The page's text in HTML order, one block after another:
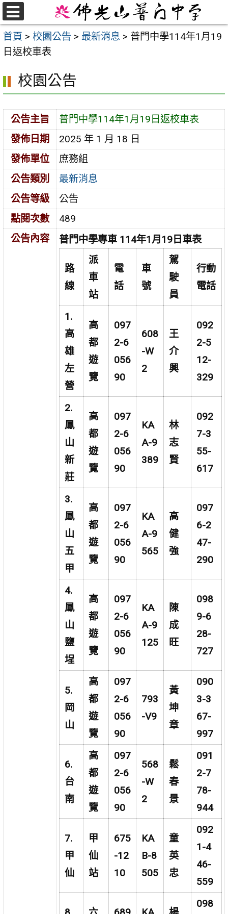
跳
至
主
要
首頁 > 校園公告 > 最新消息 > 普門中學114年1月19
日返校車表
校園公告
公告主旨
普門中學114年1月19日返校車表
發佈日期
2025 年 1 月 18 日
發佈單位
庶務組
公告類別
最新消息
公告等級
公告
點閱次數
489
公告內容
普門中學專車 114年1月19日車表
路
線
派
車
站
電
話
車
號
駕
駛
員
行動
電話
1.
高
雄
左
營
高
都
遊
覽
097
2-6
056
90
608
-W
2
王
介
興
092
2-5
12-
329
2.
鳳
山
新
莊
高
都
遊
覽
097
2-6
056
90
KA
A-9
389
林
志
賢
092
7-3
55-
617
3.
鳳
山
五
甲
高
都
遊
覽
097
2-6
056
90
KA
A-9
565
高
健
強
097
6-2
47-
290
4.
鳳
山
鹽
埕
高
都
遊
覽
097
2-6
056
90
KA
A-9
125
陳
成
旺
098
9-6
28-
727
5.
岡
山
高
都
遊
覽
097
2-6
056
90
793
-V9
黃
坤
章
090
3-3
67-
997
6.
台
南
高
都
遊
覽
097
2-6
056
90
568
-W
2
鬆
春
景
091
2-7
78-
944
7.
甲
仙
甲
仙
站
675
-12
10
KA
B-8
505
童
英
忠
092
1-4
46-
559
098
選
單